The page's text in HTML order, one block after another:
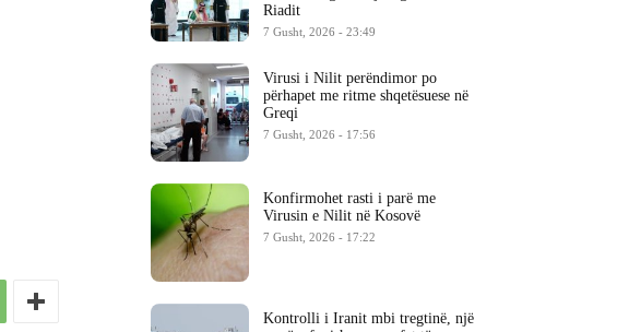
Riadit
7 Gusht, 2026 - 23:49
Virusi i Nilit perëndimor po
përhapet me ritme shqetësuese në
Greqi
7 Gusht, 2026 - 17:56
Konfirmohet rasti i parë me
Virusin e Nilit në Kosovë
7 Gusht, 2026 - 17:22
Kontrolli i Iranit mbi tregtinë, një